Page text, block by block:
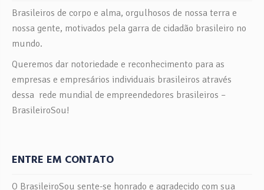
Brasileiros de corpo e alma, orgulhosos de nossa terra e
nossa gente, motivados pela garra de cidadão brasileiro no
mundo.
Queremos dar notoriedade e reconhecimento para as
empresas e empresários individuais brasileiros através
dessa rede mundial de empreendedores brasileiros –
BrasileiroSou!
ENTRE EM CONTATO
O BrasileiroSou sente-se honrado e agradecido com sua